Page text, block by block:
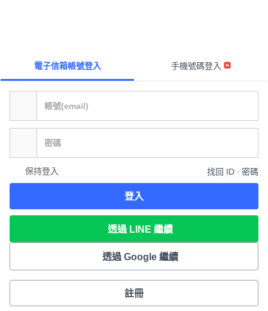
電子信箱帳號登入 手機號碼登入
保持登入 找回 ID ∙ 密碼
登入
透過 LINE 繼續
透過 Google 繼續
註冊